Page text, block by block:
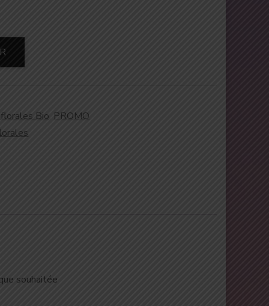
Bio PROMO
souhaitée